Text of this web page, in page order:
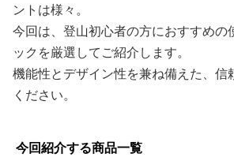
ントは様々。
今回は、登山初心者の方におすすめの
ックを厳選してご紹介します。
機能性とデザイン性を兼ね備えた、信
ください。
今回紹介する商品一覧